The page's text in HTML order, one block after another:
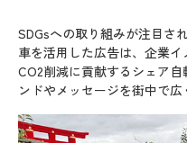
SDGsへの取り組みが注目され
車を活用した広告は、企業イ
CO2削減に貢献するシェア自
ンドやメッセージを街中で